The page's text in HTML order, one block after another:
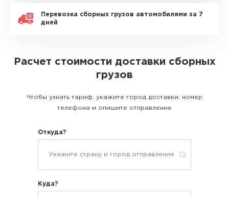
Перевозка сборных грузов автомобилями за 7
дней
Расчет стоимости доставки сборных
грузов
Чтобы узнать тариф, укажите город доставки, номер
телефона и опишите отправление
Откуда?
Куда?